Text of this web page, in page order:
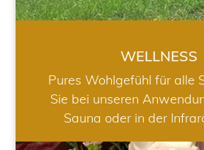
WELLNESS
Pures Wohlgefühl für alle
Sie bei unseren
Sauna oder in der